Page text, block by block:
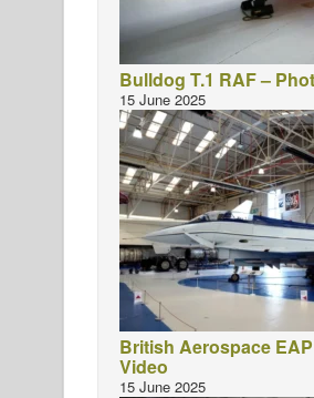
Bulldog T.1 RAF –
15 June 2025
British Aerospace
Video
15 June 2025